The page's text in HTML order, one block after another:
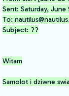
Sent: Saturday, June
To:
Subject: ??
Witam
Samolot i dziwne